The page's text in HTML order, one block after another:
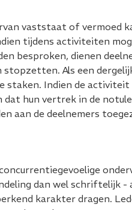
vaststaat of vermoed
tijdens activiteiten
besproken, dienen
Als een
staken. Indien de
dat hun vertrek in de
aan de deelnemers
dan wel schriftelijk -
erkend karakter dragen.